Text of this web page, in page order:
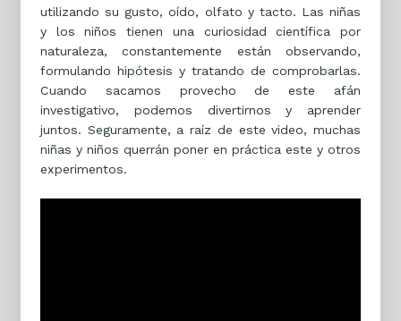
utilizando su gusto, oído, olfato y tacto. Las niñas
y los niños tienen una curiosidad científica por
naturaleza, constantemente están observando,
formulando hipótesis y tratando de comprobarlas.
Cuando sacamos provecho de este afán
investigativo, podemos divertirnos y aprender
juntos. Seguramente, a raíz de este video, muchas
niñas y niños querrán poner en práctica este y otros
experimentos.